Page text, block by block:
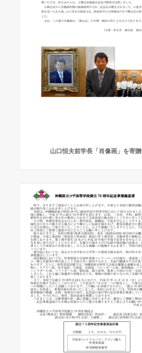
山口恒夫前学長「肖像画」を寄贈